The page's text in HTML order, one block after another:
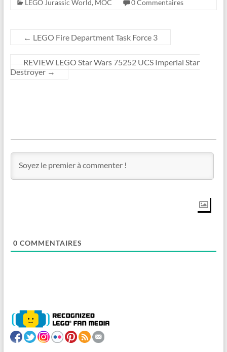
LEGO Jurassic World, MOC 0 Commentaires
← LEGO Fire Department Task Force 3
REVIEW LEGO Star Wars 75252 UCS Imperial Star
Destroyer →
0 COMMENTAIRES